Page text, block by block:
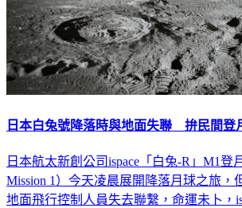
日本白兔號降落時與地面失聯 拚民間登
日本航太新創公司ispace「白兔-R」M1登
Mission 1）今天凌晨展開降落月球之旅，
地面飛行控制人員失去聯繫，命運未卜，